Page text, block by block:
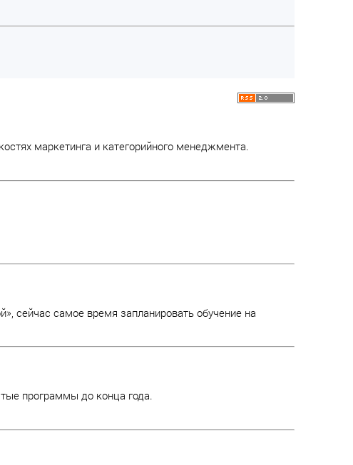
маркетинга и категорийного менеджмента.
сейчас самое время запланировать обучение на
программы до конца года.